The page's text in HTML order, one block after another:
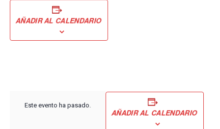
AÑADIR AL CALENDARIO
Este evento ha pasado.
AÑADIR AL CALENDARIO